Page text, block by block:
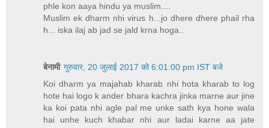
phle kon aaya hindu ya muslim....
Muslim ek dharm nhi virus h...jo dhere dhere phail rha
h... iska ilaj ab jad se jald krna hoga..
बेनामी गुरुवार, 20 जुलाई 2017 को 6:01:00 pm IST बजे
Koi dharm ya majahab kharab nhi hota kharab to log
hote hai logo k ander bhara kachra jinka marne aur jine
ka koi pata nhi agle pal me unke sath kya hone wala
hai unhe kuch khabar nhi aur ladai karne aa jate